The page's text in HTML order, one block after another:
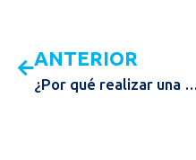
ANTERIOR
¿Por qué realizar una limpieza de extracción de humos?